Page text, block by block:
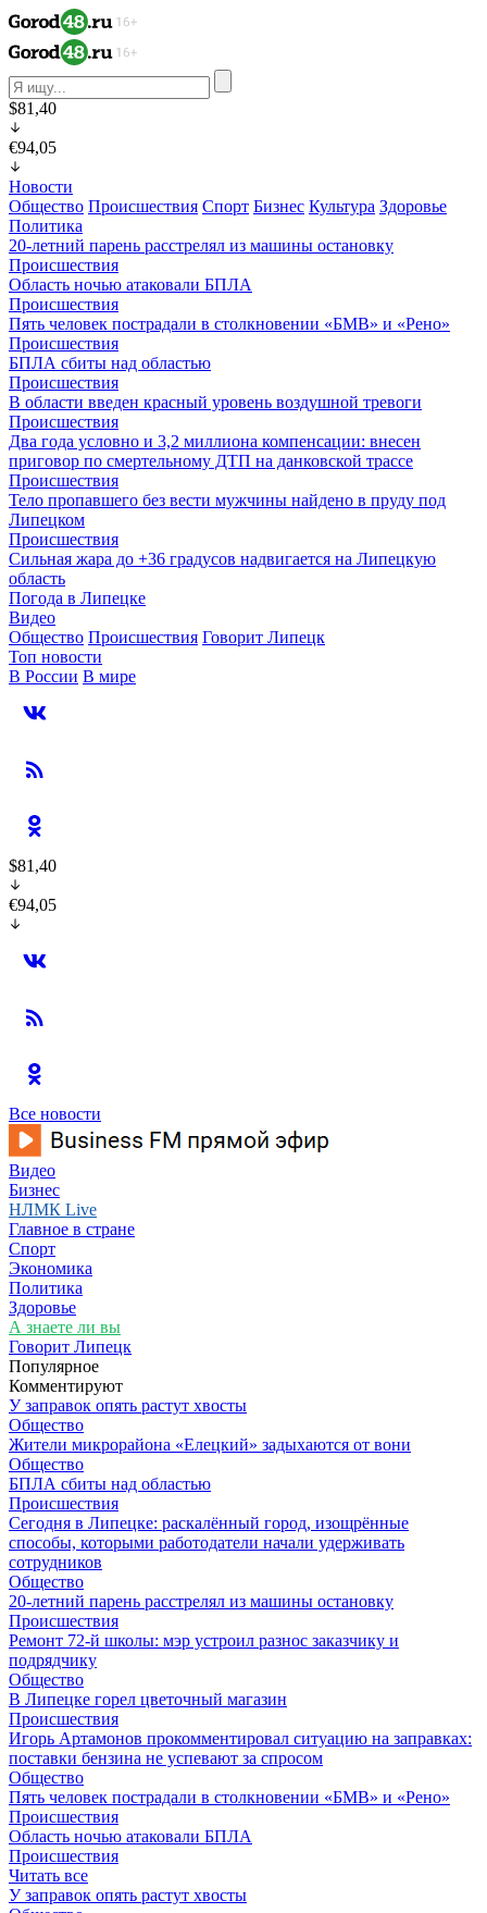
$81,40
€94,05
Новости
Общество Происшествия Спорт Бизнес Культура Здоровье
Политика
20-летний парень расстрелял из машины остановку
Происшествия
Область ночью атаковали БПЛА
Происшествия
Пять человек пострадали в столкновении «БМВ» и «Рено»
Происшествия
БПЛА сбиты над областью
Происшествия
В области введен красный уровень воздушной тревоги
Происшествия
Два года условно и 3,2 миллиона компенсации: внесен
приговор по смертельному ДТП на данковской трассе
Происшествия
Тело пропавшего без вести мужчины найдено в пруду под
Липецком
Происшествия
Сильная жара до +36 градусов надвигается на Липецкую
область
Погода в Липецке
Видео
Общество Происшествия Говорит Липецк
Топ новости
В России В мире
$81,40
€94,05
Все новости
Видео
Бизнес
НЛМК Live
Главное в стране
Спорт
Экономика
Политика
Здоровье
А знаете ли вы
Говорит Липецк
Популярное
Комментируют
У заправок опять растут хвосты
Общество
Жители микрорайона «Елецкий» задыхаются от вони
Общество
БПЛА сбиты над областью
Происшествия
Сегодня в Липецке: раскалённый город, изощрённые
способы, которыми работодатели начали удерживать
сотрудников
Общество
20-летний парень расстрелял из машины остановку
Происшествия
Ремонт 72‑й школы: мэр устроил разнос заказчику и
подрядчику
Общество
В Липецке горел цветочный магазин
Происшествия
Игорь Артамонов прокомментировал ситуацию на заправках:
поставки бензина не успевают за спросом
Общество
Пять человек пострадали в столкновении «БМВ» и «Рено»
Происшествия
Область ночью атаковали БПЛА
Происшествия
Читать все
У заправок опять растут хвосты